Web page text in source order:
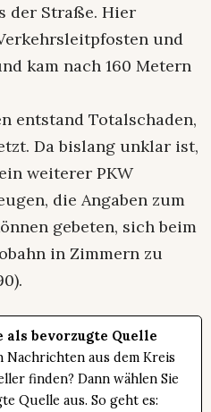
der Straße. Hier
und
kam nach 160 Metern
entstand Totalschaden,
Da bislang unklar ist,
weiterer PKW
die Angaben zum
gebeten, sich beim
in Zimmern zu
als bevorzugte Quelle
Nachrichten aus dem Kreis
finden? Dann wählen Sie
Quelle aus. So geht es: